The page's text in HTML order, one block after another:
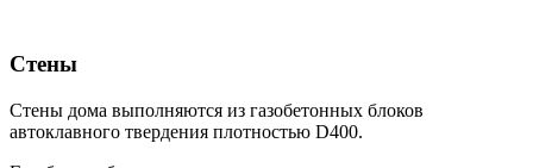
Стены
Стены дома выполняются из газобетонных блоков
автоклавного твердения плотностью D400.